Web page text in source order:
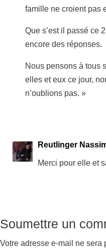
famille ne croient pas
Que s’est il passé ce
encore des réponses.
Nous pensons à tous
elles et eux ce jour,
n’oublions pas. »
Reutlinger
Merci pour elle et
Soumettre un
Votre adresse e-mail ne sera